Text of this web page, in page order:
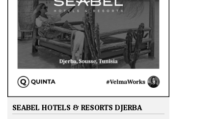
SEABEL HOTELS & RESORTS DJERBA